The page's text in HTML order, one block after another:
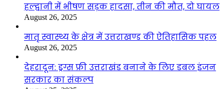
हल्द्वानी में भीषण सड़क हादसा, तीन की मौत, दो घायल
August 26, 2025
मातृ स्वास्थ्य के क्षेत्र में उत्तराखण्ड की ऐतिहासिक पहल
August 26, 2025
देहरादून: ड्रग्स फ्री उत्तराखंड बनाने के लिए डबल इंजन
सरकार का संकल्प